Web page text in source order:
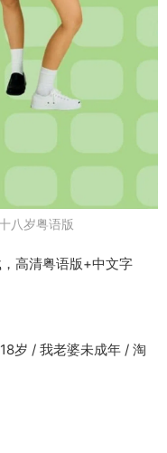
八岁粤语版
高清粤语版+中文字
岁 / 我老婆未成年 / 淘